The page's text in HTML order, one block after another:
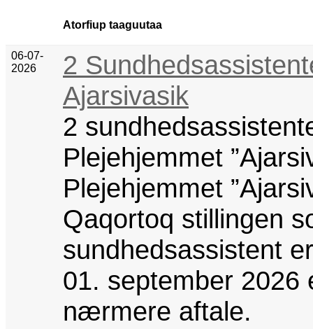
Atorfiup taaguutaa
06-07-
2026
2
Ajarsivasik
2
Plejehjemmet
Plejehjemmet
Qaqortoq stillingen
sundhedsassistent
01. september 2026
nærmere aftale.